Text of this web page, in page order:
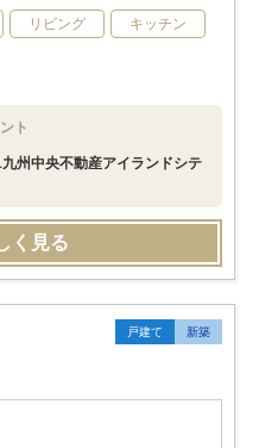
リビング キッチン
ト
州中央不動産アイランドシテ
く見る
戸建て 新築